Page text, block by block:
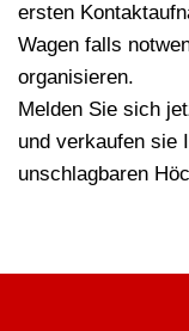
ersten
Wagen falls
organisieren.
Melden Sie sich
und verkaufen sie
unschlagbaren